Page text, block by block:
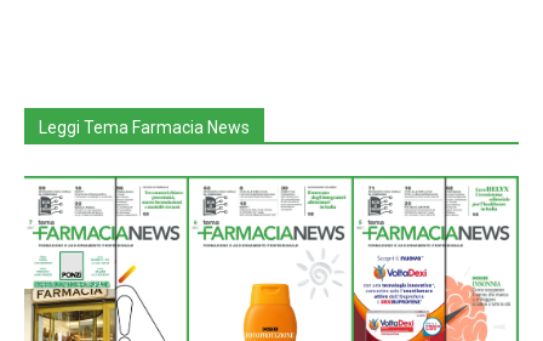
Leggi Tema Farmacia News